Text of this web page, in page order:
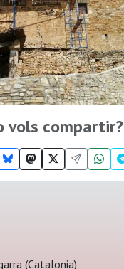
vols compartir?
(Catalonia)